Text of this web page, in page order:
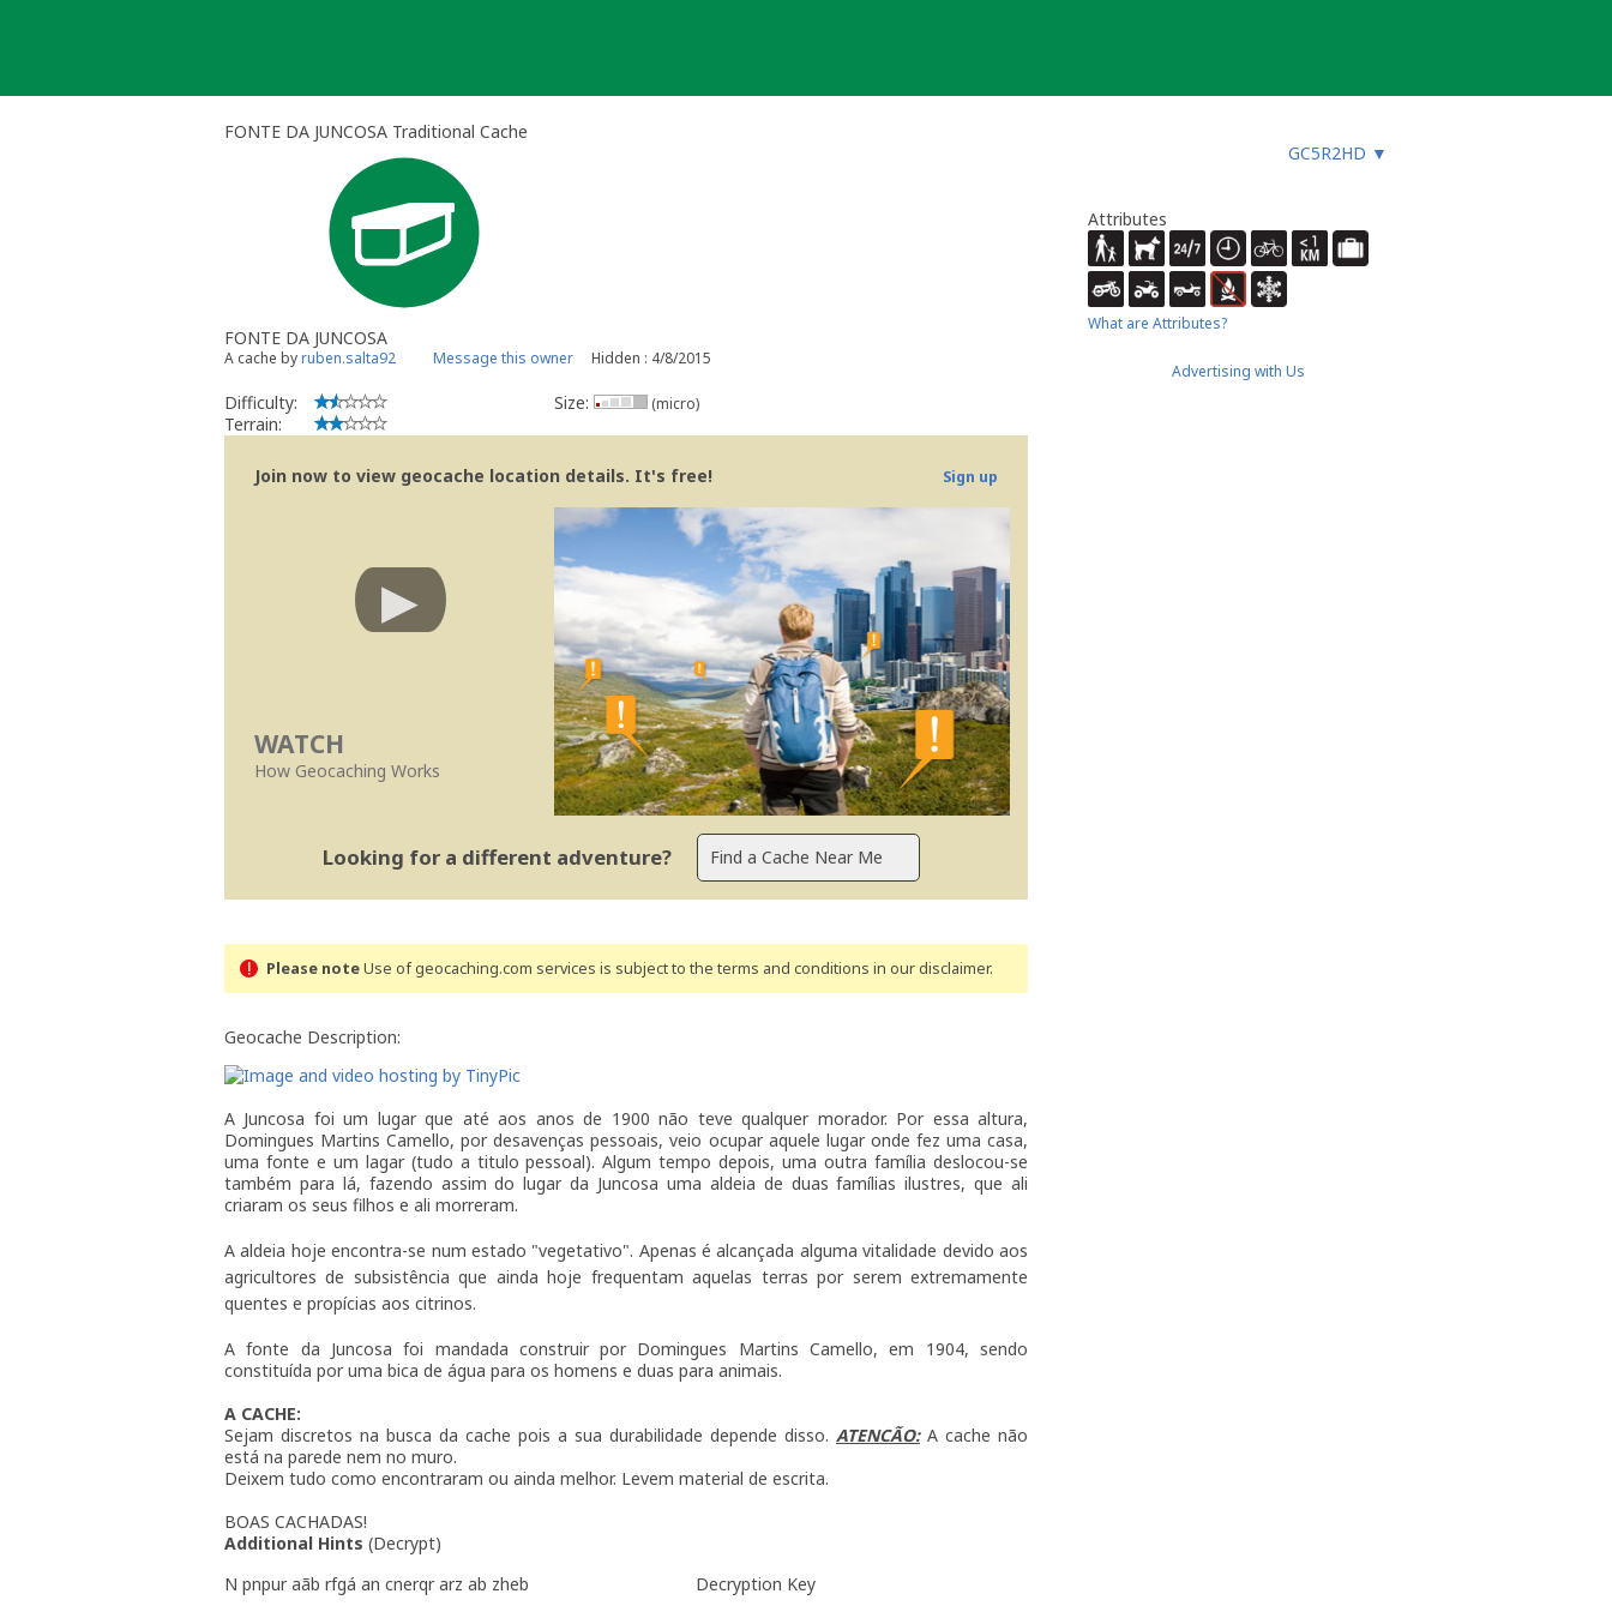
FONTE DA JUNCOSA Traditional Cache
GC5R2HD ▼
FONTE DA JUNCOSA
A cache byruben.salta92 Message this owner Hidden : 4/8/2015
Difficulty:
Terrain:
Size: (micro)
Join now to view geocache location details. It's free! Sign up
WATCH
How Geocaching Works
Looking for a different adventure?
Please noteUse of geocaching.com services is subject to the terms and conditions in our disclaimer.
Geocache Description:
A Juncosa foi um lugar que até aos anos de 1900 não teve qualquer morador. Por essa altura,
Domingues Martins Camello, por desavenças pessoais, veio ocupar aquele lugar onde fez uma casa,
uma fonte e um lagar (tudo a titulo pessoal). Algum tempo depois, uma outra família deslocou-se
também para lá, fazendo assim do lugar da Juncosa uma aldeia de duas famílias ilustres, que ali
criaram os seus filhos e ali morreram.
A aldeia hoje encontra-se num estado "vegetativo". Apenas é alcançada algumavitalidade devido aos
agricultores de subsistência que ainda hoje frequentam aquelas terras por serem extremamente
quentes e propícias aos citrinos.
A fonte da Juncosa foi mandada construir por Domingues Martins Camello, em 1904, sendo
constituída por uma bica de água para os homens e duas para animais.
A CACHE:
Sejam discretos na busca da cache pois a sua durabilidade depende disso. ATENCÃO:A cache não
está na parede nem no muro.
Deixem tudo como encontraram ou ainda melhor. Levem material de escrita.
BOAS CACHADAS!
Additional Hints (Decrypt)
N pnpur aãb rfgá an cnerqr arz ab zheb
Decryption Key
Attributes
What are Attributes?
Advertising with Us